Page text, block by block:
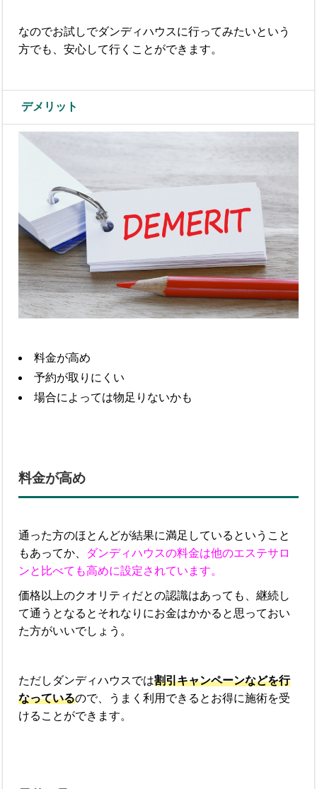
なのでお試しでダンディハウスに行ってみたいという
方でも、安心して行くことができます。
デメリット
料金が高め
予約が取りにくい
場合によっては物足りないかも
料金が高め
通った方のほとんどが結果に満足しているということ
もあってか、 ダンディハウスの料金は他のエステサロ
ンと比べても高めに設定されています。
価格以上のクオリティだとの認識はあっても、継続し
て通うとなるとそれなりにお金はかかると思っておい
た方がいいでしょう。
ただしダンディハウスでは割引キャンペーンなどを行
なっているので、うまく利用できるとお得に施術を受
けることができます。